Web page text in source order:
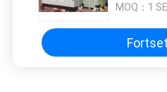
Seite
MOQ： 1